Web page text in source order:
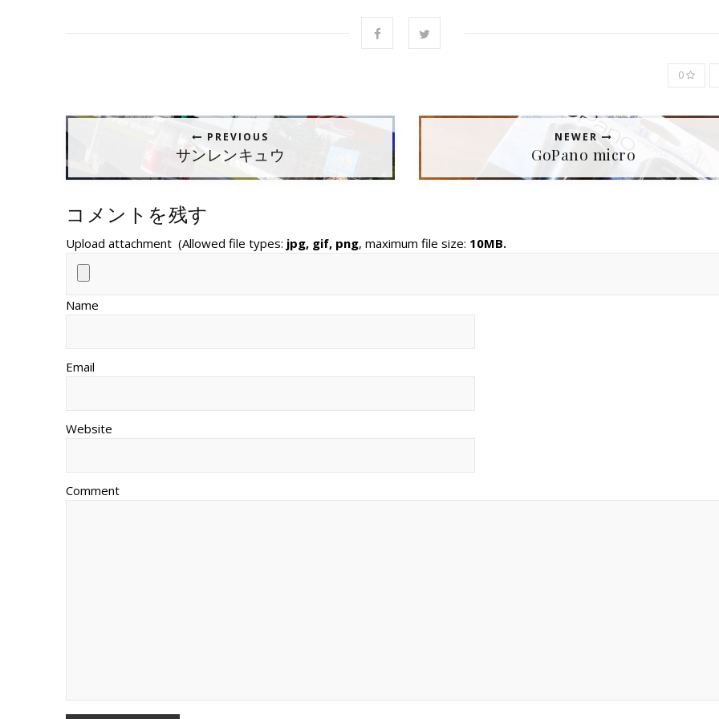
0
PREVIOUS
サンレンキュウ
NEWER
GoPano micro
コメントを残す
Upload attachment (Allowed file types: jpg, gif, png, maximum file size: 10MB.
Name
Email
Website
Comment